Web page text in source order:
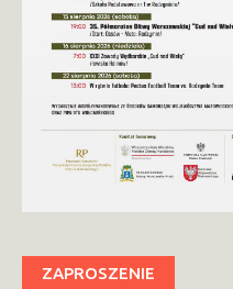
ZAPROSZENIE